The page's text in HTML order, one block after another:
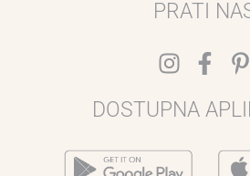
PRATI
DOSTUPNA